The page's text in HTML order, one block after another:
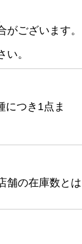
ございます。
。
につき1点ま
舗の在庫数とは